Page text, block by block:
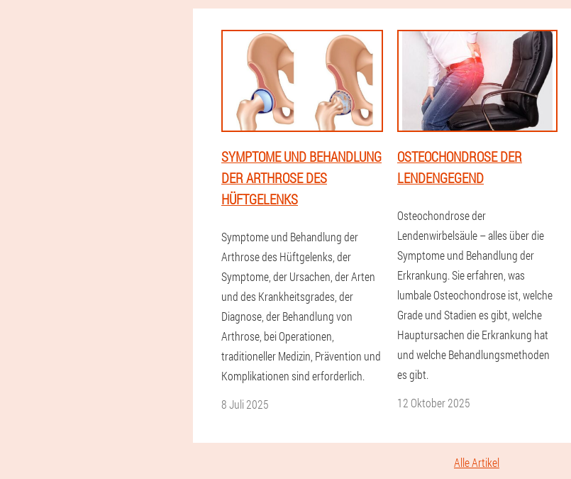
SYMPTOME UND BEHANDLUNG
DER ARTHROSE DES
HÜFTGELENKS
Symptome und Behandlung der
Arthrose des Hüftgelenks, der
Symptome, der Ursachen, der Arten
und des Krankheitsgrades, der
Diagnose, der Behandlung von
Arthrose, bei Operationen,
traditioneller Medizin, Prävention und
Komplikationen sind erforderlich.
8 Juli 2025
OSTEOCHONDROSE DER
LENDENGEGEND
Osteochondrose der
Lendenwirbelsäule – alles über die
Symptome und Behandlung der
Erkrankung. Sie erfahren, was
lumbale Osteochondrose ist, welche
Grade und Stadien es gibt, welche
Hauptursachen die Erkrankung hat
und welche Behandlungsmethoden
es gibt.
12 Oktober 2025
Alle Artikel